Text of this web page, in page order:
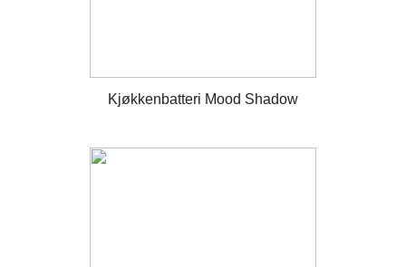
Kjøkkenbatteri Mood Shadow